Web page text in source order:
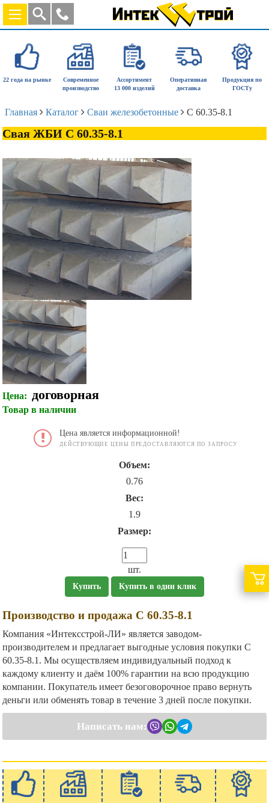
22 года на рынке
Современное
производство
Ассортимент
13 000 изделий
Оперативная
доставка
Продукция по
ГОСТу
Главная Каталог Сваи железобетонные С 60.35-8.1
Свая ЖБИ С 60.35-8.1
Цена: договорная
Товар в наличии
Цена является информационной!
ДЕЙСТВУЮЩИЕ ЦЕНЫ ПРЕДОСТАВЛЯЮТСЯ ПО ЗАПРОСУ
Объем:
0.76
Вес:
1.9
Размер:
шт.
Купить Купить в один клик
Производство и продажа С 60.35-8.1
Компания «Интексстрой-ЛИ» является заводом-
производителем и предлагает выгодные условия покупки С
60.35-8.1. Мы осуществляем индивидуальный подход к
каждому клиенту и даём 100% гарантии на всю продукцию
компании. Покупатель имеет безоговорочное право вернуть
деньги или обменять товар в течение 3 дней после покупки.
Написать нам: